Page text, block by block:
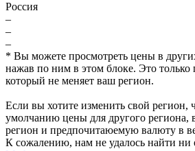
Россия
–
–
–
* Вы можете просмотреть цены в
нажав по ним в этом блоке. Это только
который не меняет ваш регион.
Если вы хотите изменить свой регион,
умолчанию цены для другого региона,
регион и предпочитаюемую валюту в
К сожалению, нам не удалось найти ни